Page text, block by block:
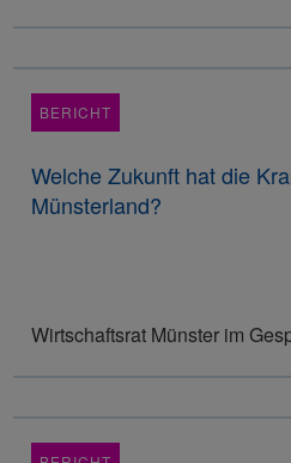
BERICHT
Welche Zukunft hat die
Münsterland?
Wirtschaftsrat Münster im